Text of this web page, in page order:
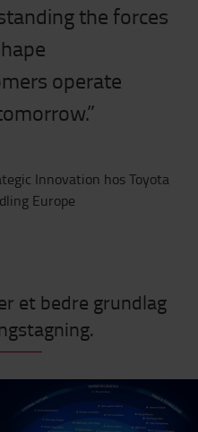
the forces
operate
Innovation hos Toyota
Europe
et bedre grundlag